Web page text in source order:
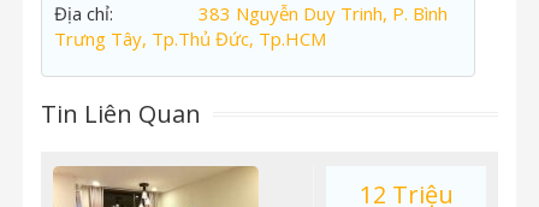
Địa chỉ:
383 Nguyễn Duy Trinh, P. Bình
Trưng Tây, Tp.Thủ Đức, Tp.HCM
Tin Liên Quan
12 Triệu